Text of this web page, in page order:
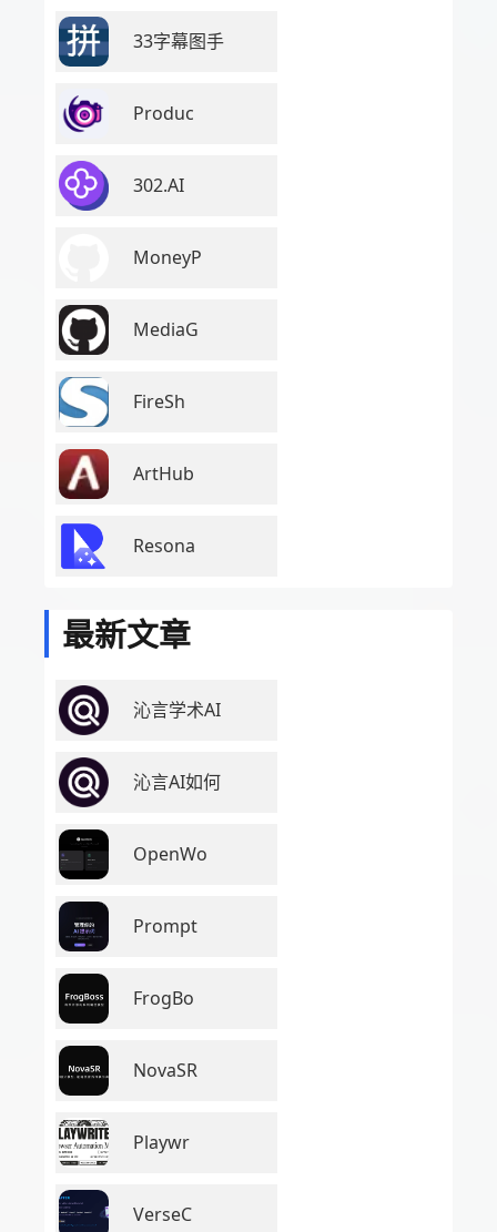
33字幕图手
Produc
302.AI
MoneyP
MediaG
FireSh
ArtHub
Resona
最新文章
沁言学术AI
沁言AI如何
OpenWo
Prompt
FrogBo
NovaSR
Playwr
VerseC